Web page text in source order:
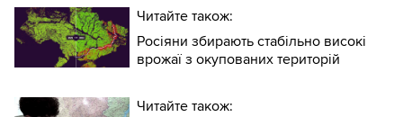
Читайте також:
Росіяни збирають стабільно високі
врожаї з окупованих територій
Читайте також: